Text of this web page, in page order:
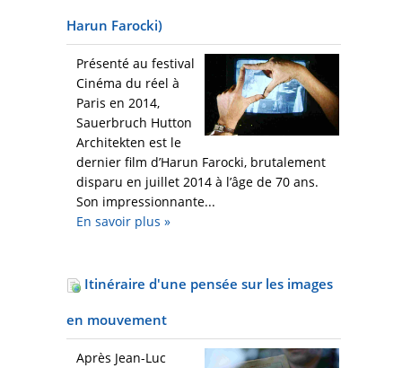
Harun Farocki)
Présenté au festival
Cinéma du réel à
Paris en 2014,
Sauerbruch Hutton
Architekten est le
dernier film d’Harun Farocki, brutalement
disparu en juillet 2014 à l’âge de 70 ans.
Son impressionnante...
En savoir plus »
Itinéraire d'une pensée sur les images
en mouvement
Après Jean-Luc